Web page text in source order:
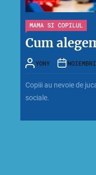
MAMA SI COPILUL
Cum
YONY
Copiii au nevoie de
sociale.